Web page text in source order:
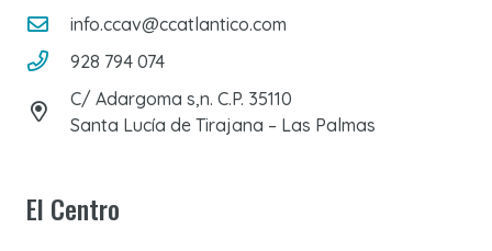
info.ccav@ccatlantico.com
928 794 074
C/ Adargoma s,n. C.P. 35110
Santa Lucía de Tirajana – Las Palmas
El Centro